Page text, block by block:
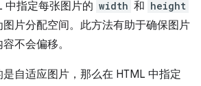
中指定每张图片的 width 和 height
片分配空间。此方法有助于确保图片
不会偏移。
自适应图片，那么在 HTML 中指定